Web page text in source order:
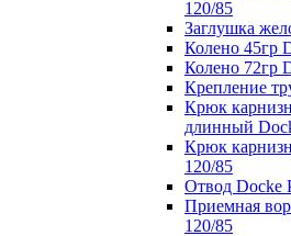
120/85
Заглушка
Колено 45гр
Колено 72гр
Крепление
Крюк
длинный
Крюк
120/85
Отвод Docke
Приемная
120/85